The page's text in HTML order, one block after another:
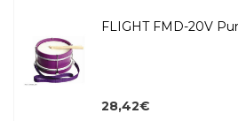
FLIGHT FMD-20V
28,42€